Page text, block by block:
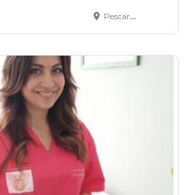
Pescara, PE, Italia